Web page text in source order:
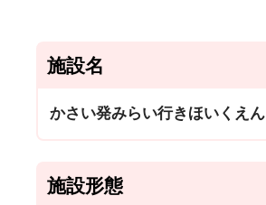
施設名
かさい発みらい行きほいくえん
施設形態